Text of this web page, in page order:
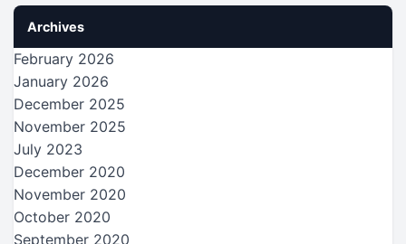
Archives
February 2026
January 2026
December 2025
November 2025
July 2023
December 2020
November 2020
October 2020
September 2020